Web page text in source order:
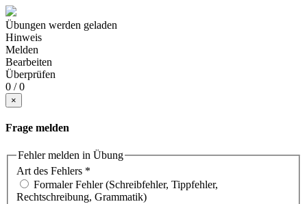
Übungen werden geladen
Hinweis
Melden
Bearbeiten
Überprüfen
0 / 0
×
Frage melden
Fehler melden in Übung
Art des Fehlers *
Formaler Fehler (Schreibfehler, Tippfehler,
Rechtschreibung, Grammatik)